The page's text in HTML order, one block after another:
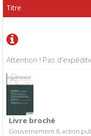
Attention ! Pas
Titre
Livre broché
Gouvernement & action